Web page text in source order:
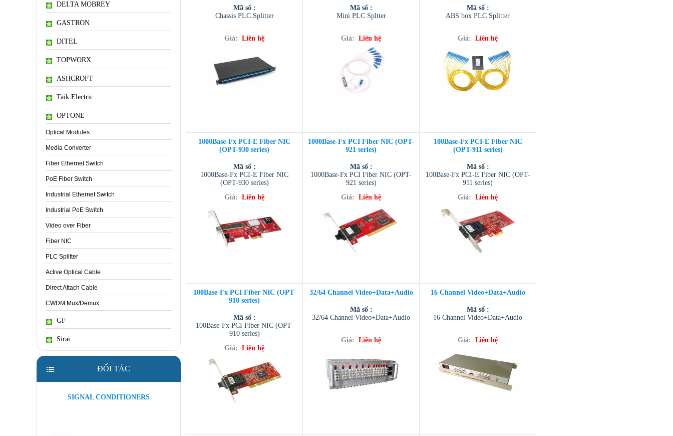
DELTA MOBREY
GASTRON
DITEL
TOPWORX
ASHCROFT
Taik Electric
OPTONE
Optical Modules
Media Converter
Fiber Ethernet Switch
PoE Fiber Switch
Industrial Ethernet Switch
Industrial PoE Switch
Video over Fiber
Fiber NIC
PLC Splitter
Active Optical Cable
Direct Attach Cable
CWDM Mux/Demux
GF
Sirai
ĐỐI TÁC
SIGNAL CONDITIONERS
Mã số :
Chassis PLC Splitter
Giá: Liên hệ
Mã số :
Mini PLC Spltter
Giá: Liên hệ
Mã số :
ABS box PLC Splitter
Giá: Liên hệ
1000Base-Fx PCI-E Fiber NIC
(OPT-930 series)
Mã số :
1000Base-Fx PCI-E Fiber NIC
(OPT-930 series)
Giá: Liên hệ
1000Base-Fx PCI Fiber NIC (OPT-
921 series)
Mã số :
1000Base-Fx PCI Fiber NIC (OPT-
921 series)
Giá: Liên hệ
100Base-Fx PCI-E Fiber NIC
(OPT-911 series)
Mã số :
100Base-Fx PCI-E Fiber NIC (OPT-
911 series)
Giá: Liên hệ
100Base-Fx PCI Fiber NIC (OPT-
910 series)
Mã số :
100Base-Fx PCI Fiber NIC (OPT-
910 series)
Giá: Liên hệ
32/64 Channel Video+Data+Audio
Mã số :
32/64 Channel Video+Data+Audio
Giá: Liên hệ
16 Channel Video+Data+Audio
Mã số :
16 Channel Video+Data+Audio
Giá: Liên hệ